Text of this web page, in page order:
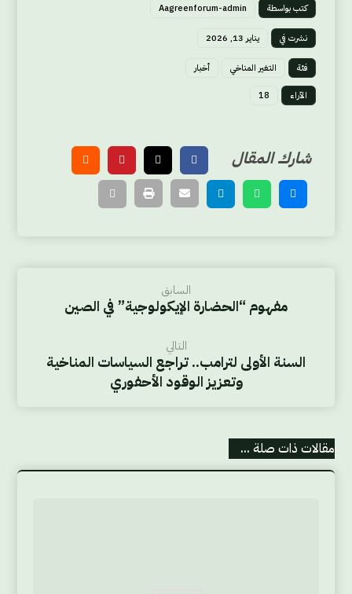
كتب بواسطة Aagreenforum-admin
نشرت في يناير 13, 2026
فئة التغير المناخي أخبار
الآراء 18
السابق
مفهوم “الحضارة الإيكولوجية” في الصين
التالي
السنة الأولى لترامب.. تراجع السياسات المناخية
وتعزيز الوقود الأحفوري
مقالات ذات صلة ...